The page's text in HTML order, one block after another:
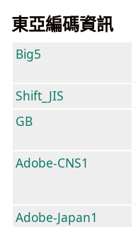
東亞編碼資訊
Big5
Shift_JIS
GB
Adobe-CNS1
Adobe-Japan1